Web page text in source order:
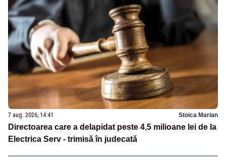
7 aug. 2026, 14:41 Stoica Marian
Directoarea care a delapidat peste 4,5 milioane lei de la
Electrica Serv - trimisă în judecată